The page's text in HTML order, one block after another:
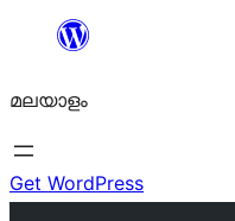
ഉള്ളടക്കത്തിലേക്ക്
മലയാളം
Get WordPress